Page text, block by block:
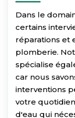
Dans le
certains
réparations et
plomberie.
spécialise
car nous
interventions
votre
d'eau qui